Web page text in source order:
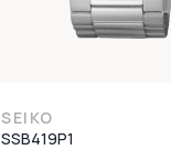
SEIKO
SSB419P1